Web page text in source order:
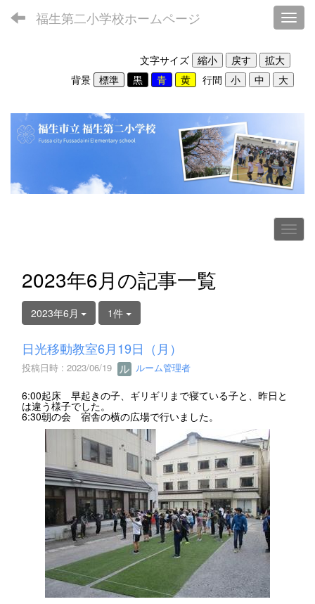
福生第二小学校ホームページ
文字サイズ
背景
行間
2023年6月の記事一覧
2023年6月 1件
日光移動教室6月19日（月）
投稿日時 : 2023/06/19 ルーム管理者
6:00起床 早起きの子、ギリギリまで寝ている子と、昨日と
は違う様子でした。
6:30朝の会 宿舎の横の広場で行いました。